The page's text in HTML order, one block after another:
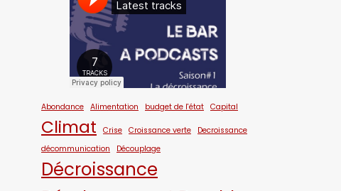
Abondance Alimentation budget de l'état Capital
Climat Crise Croissance verte
Decroissance
décommunication
Découplage
Décroissance